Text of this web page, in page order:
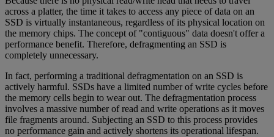
across a platter, the time it takes to access any piece of data on an
SSD is virtually instantaneous, regardless of its physical location on
the memory chips. The concept of "contiguous" data doesn't offer a
performance benefit. Therefore, defragmenting an SSD is
completely unnecessary.
In fact, performing a traditional defragmentation on an SSD is
actively harmful. SSDs have a limited number of write cycles before
the memory cells begin to wear out. The defragmentation process
involves a massive number of read and write operations as it moves
file fragments around. Subjecting an SSD to this process provides
no performance gain and actively shortens its operational lifespan.